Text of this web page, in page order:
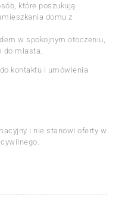
które poszukują
domu z
w spokojnym otoczeniu,
do miasta.
kontaktu i umówienia
i nie stanowi oferty w